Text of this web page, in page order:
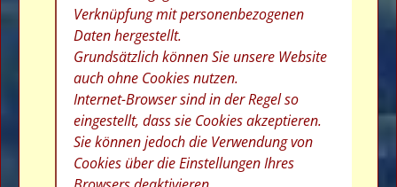
Verknüpfung mit personenbezogenen
Daten hergestellt.
Grundsätzlich können Sie unsere Website
auch ohne Cookies nutzen.
Internet-Browser sind in der Regel so
eingestellt, dass sie Cookies akzeptieren.
Sie können jedoch die Verwendung von
Cookies über die Einstellungen Ihres